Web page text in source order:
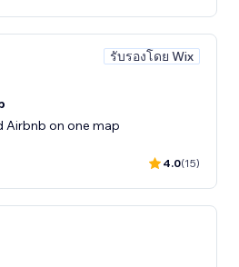
รับรองโดย Wix
Airbnb on one map
4.0(15)